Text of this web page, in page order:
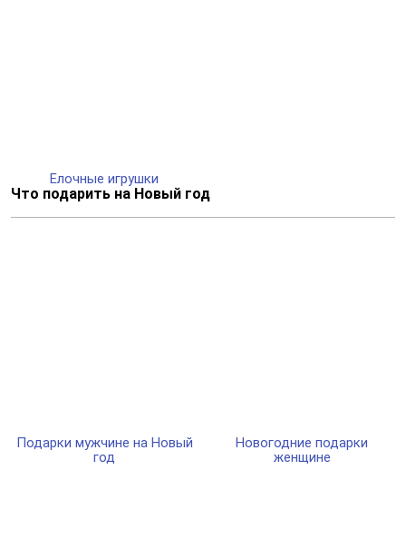
Елочные игрушки
Что подарить на Новый год
Подарки мужчине на Новый
год
Новогодние подарки
женщине